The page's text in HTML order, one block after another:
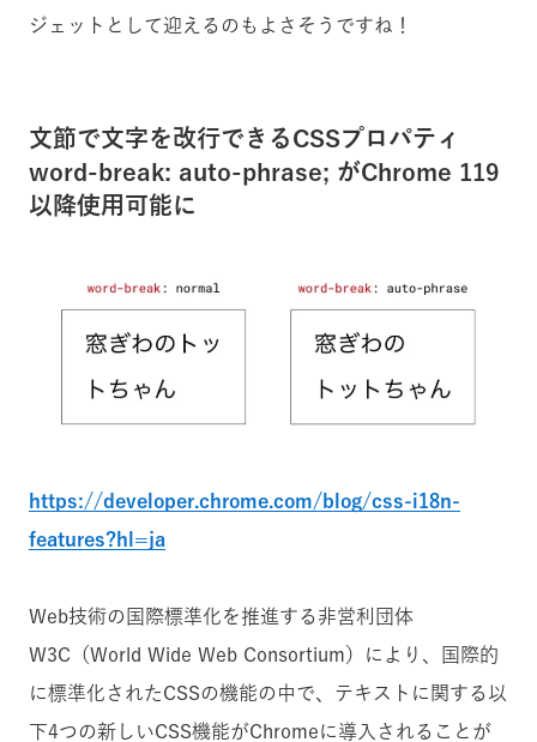
ジェットとして迎えるのもよさそうですね！
文節で文字を改行できるCSSプロパティ
word-break: auto-phrase; がChrome 119
以降使用可能に
https://developer.chrome.com/blog/css-i18n-
features?hl=ja
Web技術の国際標準化を推進する非営利団体
W3C（World Wide Web Consortium）により、国際的
に標準化されたCSSの機能の中で、テキストに関する以
下4つの新しいCSS機能がChromeに導入されることが